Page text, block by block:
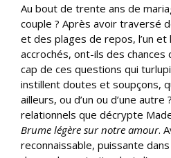
Au bout de trente ans de
couple ? Après avoir traversé
et des plages de repos, l’un et
accrochés, ont-ils des
cap de ces questions qui
instillent doutes et soupçons,
ailleurs, ou d’un ou d’une autre
relationnels que décrypte
Brume légère sur notre amour.
reconnaissable, puissante